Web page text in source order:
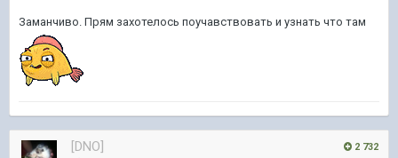
Заманчиво. Прям захотелось поучавствовать и узнать что там
2 732
[DNO]